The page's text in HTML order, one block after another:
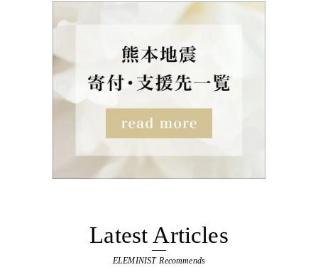
Latest Articles
ELEMINIST Recommends